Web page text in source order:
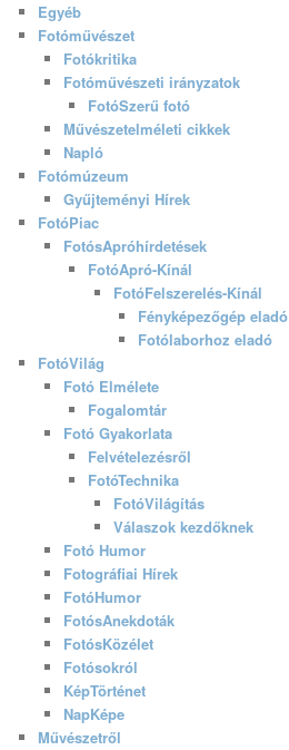
Egyéb
Fotóművészet
Fotókritika
Fotóművészeti irányzatok
FotóSzerű fotó
Művészetelméleti cikkek
Napló
Fotómúzeum
Gyűjteményi Hírek
FotóPiac
FotósApróhírdetések
FotóApró-Kínál
FotóFelszerelés-Kínál
Fényképezőgép eladó
Fotólaborhoz eladó
FotóVilág
Fotó Elmélete
Fogalomtár
Fotó Gyakorlata
Felvételezésről
FotóTechnika
FotóVilágítás
Válaszok kezdőknek
Fotó Humor
Fotográfiai Hírek
FotóHumor
FotósAnekdoták
FotósKözélet
Fotósokról
KépTörténet
NapKépe
Művészetről